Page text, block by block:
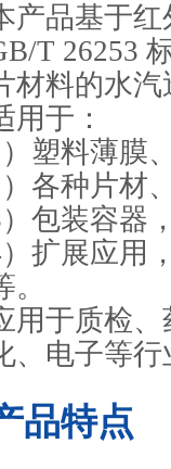
产品基于
T 26253
材料的水
用于：
塑料薄膜
各种片材
包装容器
扩展应用
。
用于质检
、电子等行
品特点